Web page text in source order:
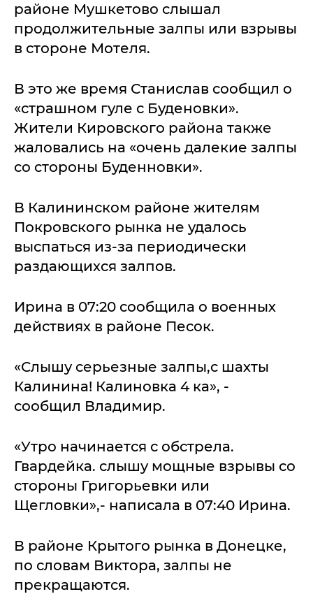
районе Мушкетово слышал
продолжительные залпы или взрывы
в стороне Мотеля.
В это же время Станислав сообщил о
«страшном гуле с Буденовки».
Жители Кировского района также
жаловались на «очень далекие залпы
со стороны Буденновки».
В Калининском районе жителям
Покровского рынка не удалось
выспаться из-за периодически
раздающихся залпов.
Ирина в 07:20 сообщила о военных
действиях в районе Песок.
«Слышу серьезные залпы,с шахты
Калинина! Калиновка 4 ка», -
сообщил Владимир.
«Утро начинается с обстрела.
Гвардейка. слышу мощные взрывы со
стороны Григорьевки или
Щегловки»,- написала в 07:40 Ирина.
В районе Крытого рынка в Донецке,
по словам Виктора, залпы не
прекращаются.